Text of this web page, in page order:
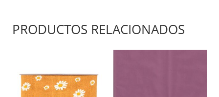
PRODUCTOS RELACIONADOS